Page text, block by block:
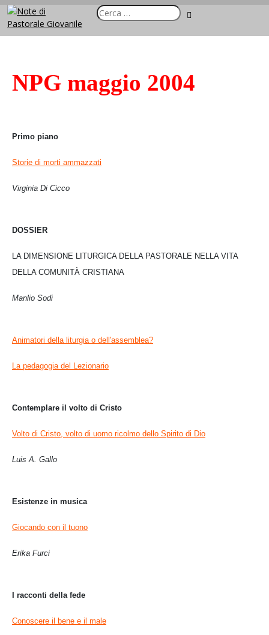
NPG maggio 2004
Primo piano
Storie di morti ammazzati
Virginia Di Cicco
DOSSIER
LA DIMENSIONE LITURGICA DELLA PASTORALE NELLA VITA
DELLA COMUNITÀ CRISTIANA
Manlio Sodi
Animatori della liturgia o dell'assemblea?
La pedagogia del Lezionario
Contemplare il volto di Cristo
Volto di Cristo, volto di uomo ricolmo dello Spirito di Dio
Luis A. Gallo
Esistenze in musica
Giocando con il tuono
Erika Furci
I racconti della fede
Conoscere il bene e il male